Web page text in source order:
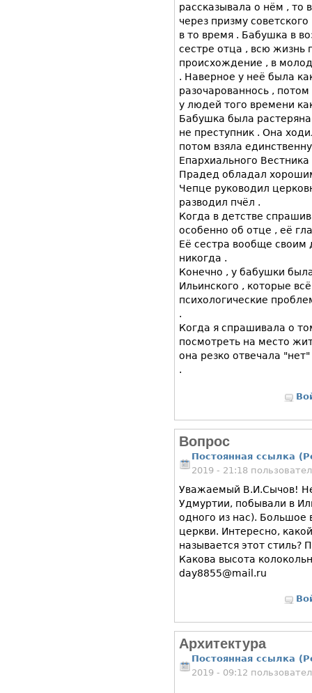
рассказывала о нём , то
через призму
в то время . Бабушка в
сестре отца , всю жизнь
происхождение , в
. Наверное у неё была
разочарованнось ,
у людей того времени
Бабушка была растеряна
не преступник . Она
потом взяла
Епархиального
Прадед обладал
Чепце руководил
разводил пчёл .
Когда в детстве
особенно об отце , её
Её сестра вообще своим
никогда .
Конечно , у бабушки
Ильинского , которые
психологические
.
Когда я спрашивала о
посмотреть на место
она резко отвечала
.
Вопрос
Постоянная ссылка
2019 - 21:18
Уважаемый В.И.Сычов!
Удмуртии, побывали в
одного из нас). Большое
церкви. Интересно,
называется этот стиль?
Какова высота
day8855@mail.ru
Архитектура
Постоянная ссылка
2019 - 09:12